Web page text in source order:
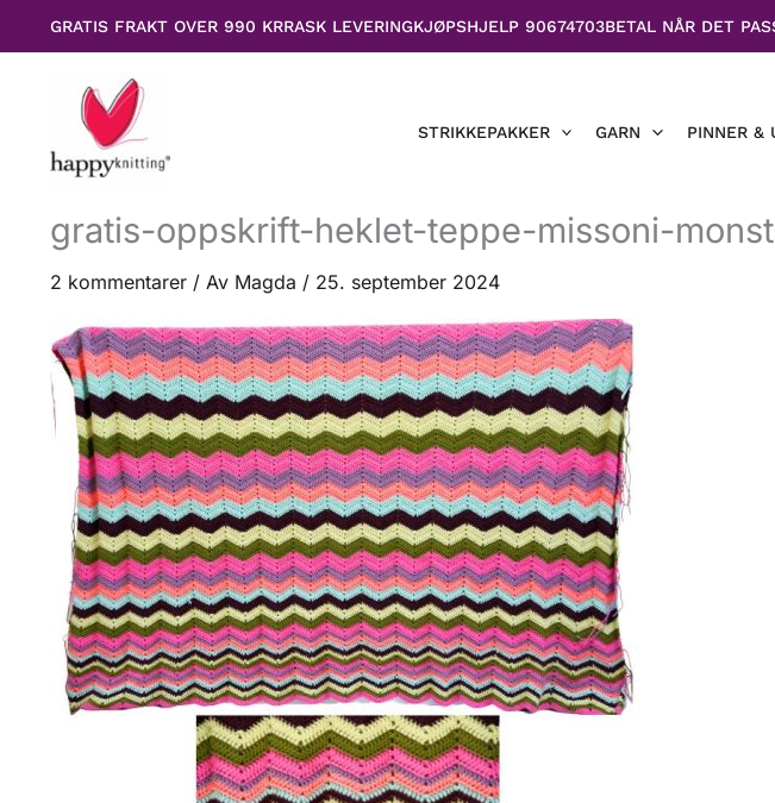
GRATIS FRAKT OVER 990 KRRASK LEVERINGKJØPSHJELP 90674703BETAL NÅR DET
STRIKKEPAKKER GARN PINNER &
gratis-oppskrift-heklet-teppe-missoni-
2 kommentarer / Av Magda / 25. september 2024